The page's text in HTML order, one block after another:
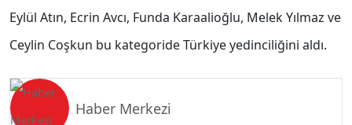
Eylül Atın, Ecrin Avcı, Funda Karaalioğlu, Melek Yılmaz ve
Ceylin Coşkun bu kategoride Türkiye yedinciliğini aldı.
Haber Merkezi